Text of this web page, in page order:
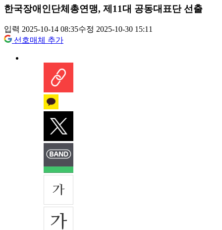
한국장애인단체총연맹, 제11대 공동대표단 선출
입력 2025-10-14 08:35수정 2025-10-30 15:11
선호매체 추가